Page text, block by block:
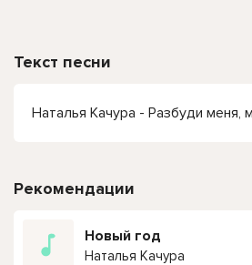
Текст песни
Наталья Качура - Разбуди меня,
Рекомендации
Новый год
Наталья Качура